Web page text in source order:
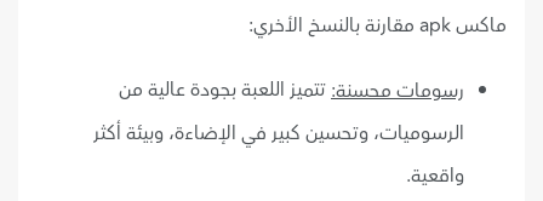
ماكس apk مقارنة بالنسخ الأخري:
رسومات محسنة:تتميز اللعبة بجودة عالية من
الرسوميات، وتحسين كبير في الإضاءة، وبيئة أكثر
واقعية.